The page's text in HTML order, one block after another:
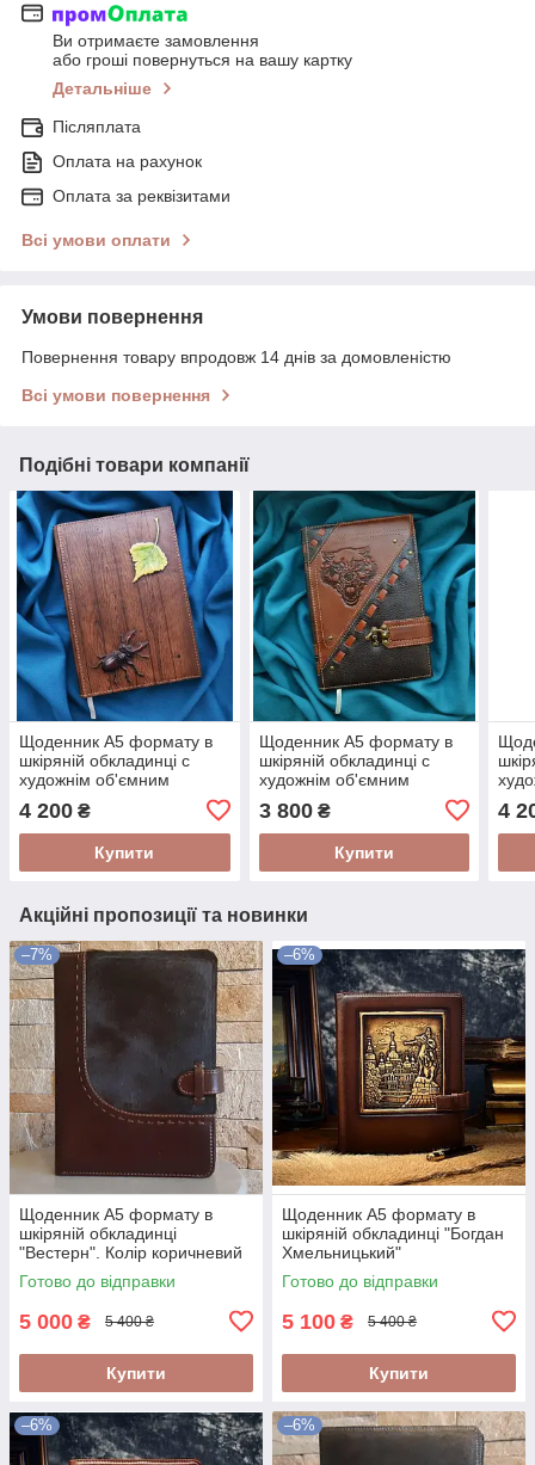
Ви отримаєте замовлення
або гроші повернуться на вашу картку
Детальніше
Післяплата
Оплата на рахунок
Оплата за реквізитами
Всі умови оплати
Умови повернення
Повернення товару впродовж 14 днів за домовленістю
Всі умови повернення
Подібні товари компанії
Щоденник А5 формату в
шкіряній обкладинці c
художнім об'ємним
тисненням ручної роботи
"Жук-рогач"
4 200 ₴
Купити
Щоденник А5 формату в
шкіряній обкладинці c
художнім об'ємним
тисненням ручної роботи
"Хижий звір"
3 800₴
Купити
4
Акційні пропозиції та новинки
–7%
Щоденник А5 формату в
шкіряній обкладинці
"Вестерн". Колір коричневий
Готово до відправки
5 000 ₴ 5 400 ₴
Купити
–6%
Щоденник А5 формату в
шкіряній обкладинці "Богдан
Хмельницький"
Готово до відправки
5 100 ₴ 5 400 ₴
Купити
–6% –6%